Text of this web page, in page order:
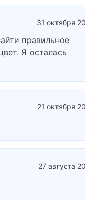
31 октября
правильное
Я осталась
21 октября
27 августа